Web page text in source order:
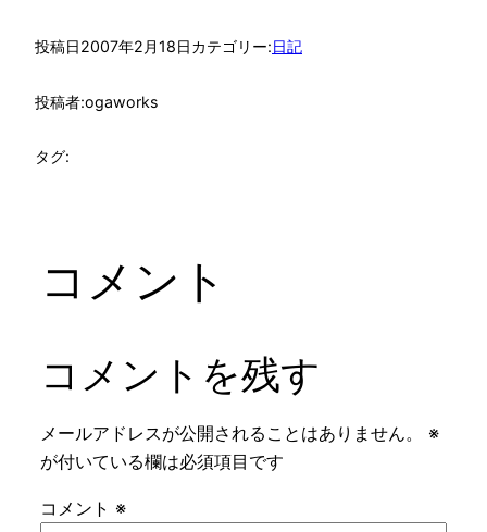
投稿日2007年2月18日カテゴリー:日記
投稿者:ogaworks
タグ:
コメント
コメントを残す
メールアドレスが公開されることはありません。
※
が付いている欄は必須項目です
コメント ※